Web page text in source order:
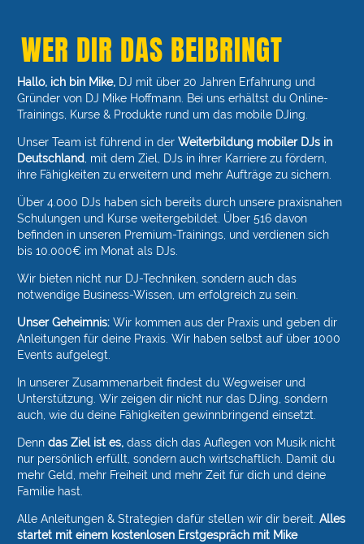
WER DIR DAS BEIBRINGT
Hallo, ich bin Mike, DJ mit über 20 Jahren Erfahrung und
Gründer von DJ Mike Hoffmann. Bei uns erhältst du Online-
Trainings, Kurse & Produkte rund um das mobile DJing.
Unser Team ist führend in der Weiterbildung mobiler DJs in
Deutschland, mit dem Ziel, DJs in ihrer Karriere zu fördern,
ihre Fähigkeiten zu erweitern und mehr Aufträge zu sichern.
Über 4.000 DJs haben sich bereits durch unsere praxisnahen
Schulungen und Kurse weitergebildet. Über 516 davon
befinden in unseren Premium-Trainings, und verdienen sich
bis 10.000€ im Monat als DJs.
Wir bieten nicht nur DJ-Techniken, sondern auch das
notwendige Business-Wissen, um erfolgreich zu sein.
Unser Geheimnis: Wir kommen aus der Praxis und geben dir
Anleitungen für deine Praxis. Wir haben selbst auf über 1000
Events aufgelegt.
In unserer Zusammenarbeit findest du Wegweiser und
Unterstützung. Wir zeigen dir nicht nur das DJing, sondern
auch, wie du deine Fähigkeiten gewinnbringend einsetzt.
Denn das Ziel ist es, dass dich das Auflegen von Musik nicht
nur persönlich erfüllt, sondern auch wirtschaftlich. Damit du
mehr Geld, mehr Freiheit und mehr Zeit für dich und deine
Familie hast.
Alle Anleitungen & Strategien dafür stellen wir dir bereit. Alles
startet mit einem kostenlosen Erstgespräch mit Mike